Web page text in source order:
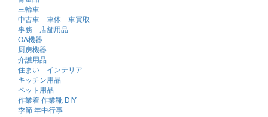
三輪車
中古車 車体 車買取
事務 店舗用品
OA機器
厨房機器
介護用品
住まい インテリア
キッチン用品
ペット用品
作業着 作業靴 DIY
季節 年中行事